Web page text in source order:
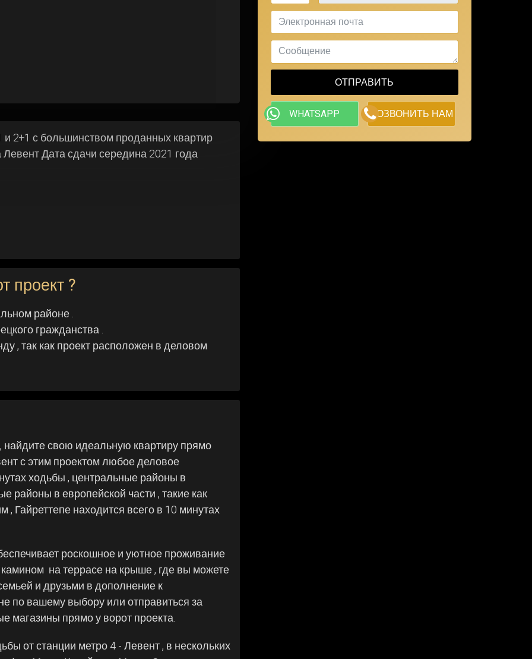
2+1 с большинством проданных квартир
Дата сдачи середина 2021 года
проект ?
районе .
гражданства .
, так как проект расположен в деловом
свою идеальную квартиру прямо
с этим проектом любое деловое
ходьбы , центральные районы в
районы в европейской части , такие как
Гайреттепе находится всего в 10 минутах
роскошное и уютное проживание
на террасе на крыше , где вы можете
и друзьми в дополнение к
по вашему выбору или отправиться за
магазины прямо у ворот проекта.
от станции метро 4 - Левент , в нескольких
Электронная почта
Сообщение
ОТПРАВИТЬ
WHATSAPP ПОЗВОНИТЬ НАМ